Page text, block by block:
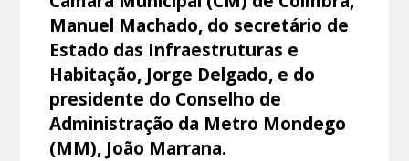
Manuel Machado, do secretário de
Estado das Infraestruturas e
Habitação, Jorge Delgado, e do
presidente do Conselho de
Administração da Metro Mondego
(MM), João Marrana.